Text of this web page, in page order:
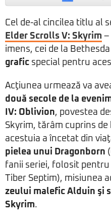
Cel de-al cincilea titlu al
Elder Scrolls V: Skyrim –
imens, cei de la
grafic special pentru
Acţiunea urmează va
două secole de la
IV: Oblivion, povestea
Skyrim, tărâm cuprins de
acestuia a încetat din
pielea unui Dragonborn
fanii seriei, folosit
Tiber Septim), misiunea
zeului malefic Alduin şi
Skyrim.